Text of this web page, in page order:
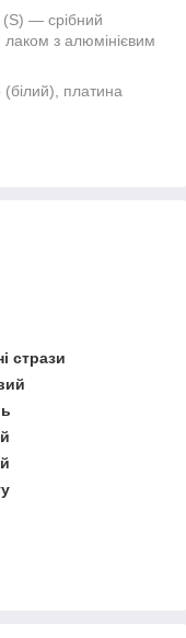
(S) — срібний
з алюмінієвим
платина
стрази